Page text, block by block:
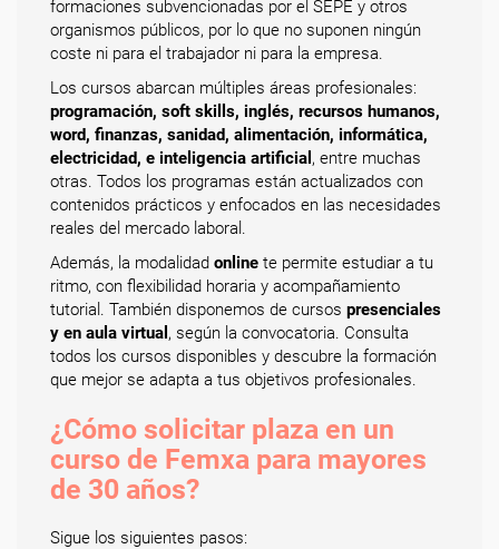
formaciones subvencionadas por el SEPE y otros
organismos públicos, por lo que no suponen ningún
coste ni para el trabajador ni para la empresa.
Los cursos abarcan múltiples áreas profesionales:
programación, soft skills, inglés, recursos humanos,
word, finanzas, sanidad, alimentación, informática,
electricidad, e inteligencia artificial , entre muchas
otras. Todos los programas están actualizados con
contenidos prácticos y enfocados en las necesidades
reales del mercado laboral.
Además, la modalidad online te permite estudiar a tu
ritmo, con flexibilidad horaria y acompañamiento
tutorial. También disponemos de cursos presenciales
y en aula virtual , según la convocatoria. Consulta
todos los cursos disponibles y descubre la formación
que mejor se adapta a tus objetivos profesionales.
¿Cómo solicitar plaza en un
curso de Femxa para mayores
de 30 años?
Sigue los siguientes pasos: